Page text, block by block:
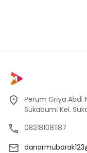
Perum Griya Abdi
Sukabumi Kel.
082181081187